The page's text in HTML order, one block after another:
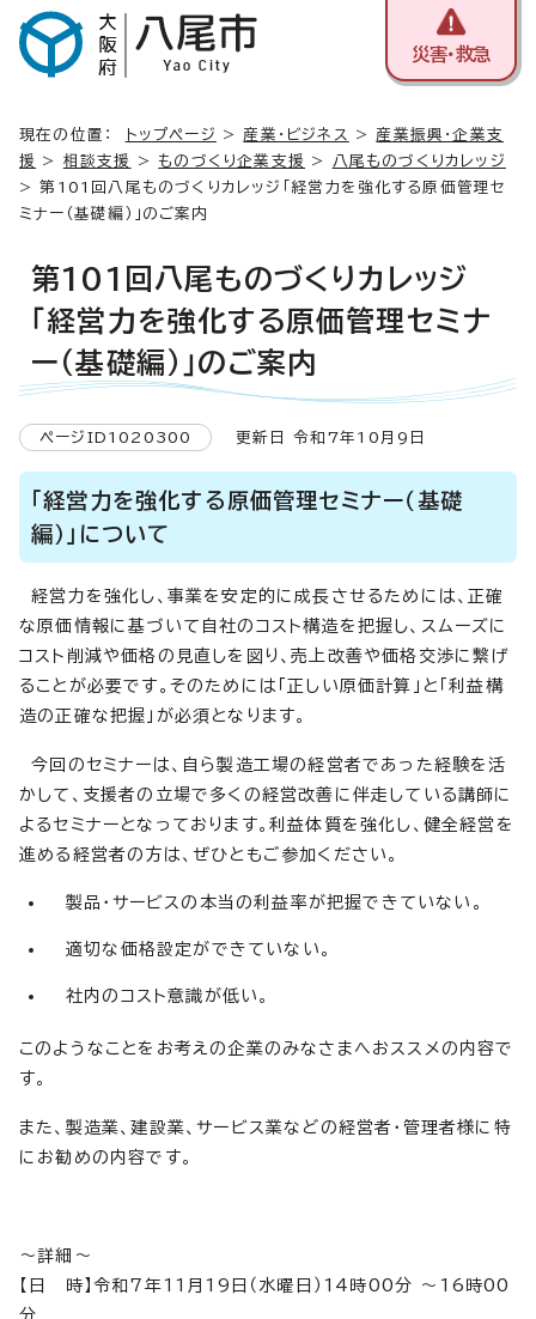
災害・救急
現在の位置： トップページ > 産業・ビジネス > 産業振興・企業支
援
> 相談支援 > ものづくり企業支援 >
八尾ものづくりカレッジ
> 第101回八尾ものづくりカレッジ「経営力を強化する原価管理セ
ミナー（基礎編）」のご案内
第101回八尾ものづくりカレッジ
「経営力を強化する原価管理セミナ
ー（基礎編）」のご案内
ページID1020300 更新日 令和7年10月9日
「経営力を強化する原価管理セミナー（基礎
編）」について
経営力を強化し、事業を安定的に成長させるためには、正確
な原価情報に基づいて自社のコスト構造を把握し、スムーズに
コスト削減や価格の見直しを図り、売上改善や価格交渉に繋げ
ることが必要です。そのためには「正しい原価計算」と「利益構
造の正確な把握」が必須となります。
今回のセミナーは、自ら製造工場の経営者であった経験を活
かして、支援者の立場で多くの経営改善に伴走している講師に
よるセミナーとなっております。利益体質を強化し、健全経営を
進める経営者の方は、ぜひともご参加ください。
製品・サービスの本当の利益率が把握できていない。
適切な価格設定ができていない。
社内のコスト意識が低い。
このようなことをお考えの企業のみなさまへおススメの内容で
す。
また、製造業、建設業、サービス業などの経営者・管理者様に特
にお勧めの内容です。
～詳細～
【日 時】令和7年11月19日（水曜日）14時00分 〜16時00
分